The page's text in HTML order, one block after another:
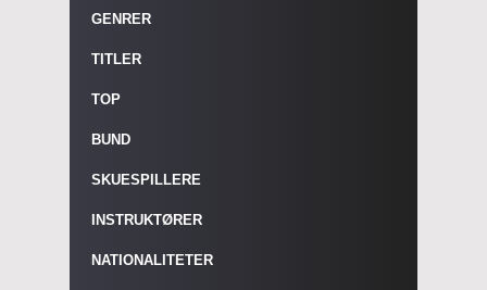
GENRER
TITLER
TOP
BUND
SKUESPILLERE
INSTRUKTØRER
NATIONALITETER